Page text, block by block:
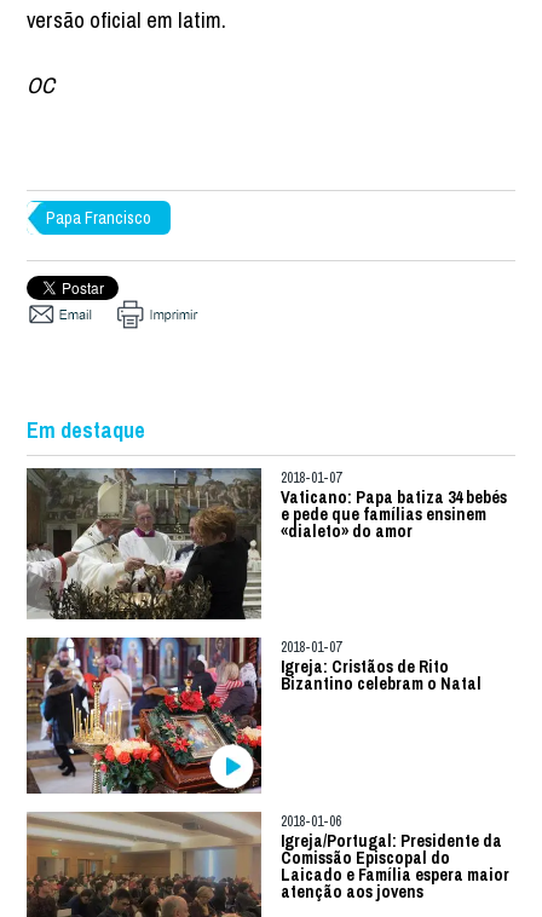
versão oficial em latim.
OC
Papa Francisco
Em destaque
2018-01-07
Vaticano: Papa batiza 34 bebés
e pede que famílias ensinem
«dialeto» do amor
2018-01-07
Igreja: Cristãos de Rito
Bizantino celebram o Natal
2018-01-06
Igreja/Portugal: Presidente da
Comissão Episcopal do
Laicado e Família espera maior
atenção aos jovens